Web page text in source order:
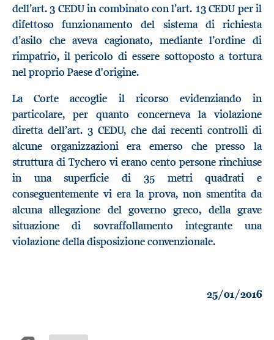
dell’art. 3 CEDU in combinato con l’art. 13 CEDU per il
difettoso funzionamento del sistema di richiesta
d’asilo che aveva cagionato, mediante l’ordine di
rimpatrio, il pericolo di essere sottoposto a tortura
nel proprio Paese d'origine.
La Corte accoglie il ricorso evidenziando in
particolare, per quanto concerneva la violazione
diretta dell’art. 3 CEDU, che dai recenti controlli di
alcune organizzazioni era emerso che presso la
struttura di Tychero vi erano cento persone rinchiuse
in una superficie di 35 metri quadrati e
conseguentemente vi era la prova, non smentita da
alcuna allegazione del governo greco, della grave
situazione di sovraffollamento integrante una
violazione della disposizione convenzionale.
25/01/2016